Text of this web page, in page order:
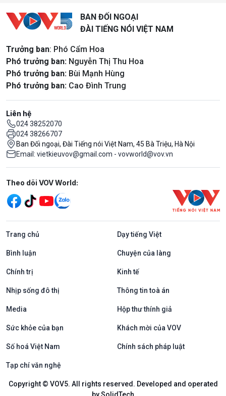
BAN ĐỐI NGOẠI
ĐÀI TIẾNG NÓI VIỆT NAM
Trưởng ban: Phó Cẩm Hoa
Phó trưởng ban: Nguyễn Thị Thu Hoa
Phó trưởng ban: Bùi Mạnh Hùng
Phó trưởng ban: Cao Đình Trung
Liên hệ
024 38252070
024 38266707
Ban Đối ngoại, Đài Tiếng nói Việt Nam, 45 Bà Triệu, Hà Nội
Email: vietkieuvov@gmail.com - vovworld@vov.vn
Mạng xã hội
Theo dõi VOV World:
Trang chủ Dạy tiếng Việt
Bình luận Chuyện của làng
Chính trị Kinh tế
Nhịp sống đô thị Thông tin toà án
Media Hộp thư thính giả
Sức khỏe của bạn Khách mời của VOV
Số hoá Việt Nam Chính sách pháp luật
Tạp chí văn nghệ
Copyright © VOV5. All rights reserved. Developed and operated